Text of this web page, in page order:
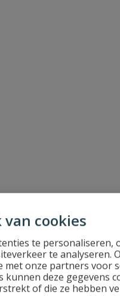
cookies
te personaliseren,
te analyseren.
onze partners voor
kunnen deze gegevens
of die ze hebben